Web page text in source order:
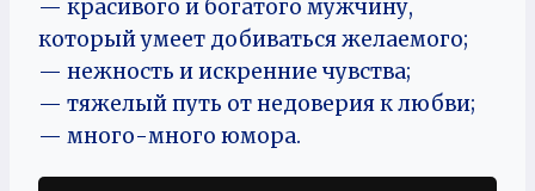
— красивого и богатого мужчину,
который умеет добиваться желаемого;
— нежность и искренние чувства;
— тяжелый путь от недоверия к любви;
— много-много юмора.